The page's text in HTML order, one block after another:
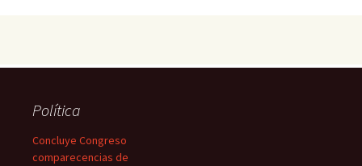
Política
Concluye Congreso
comparecencias de